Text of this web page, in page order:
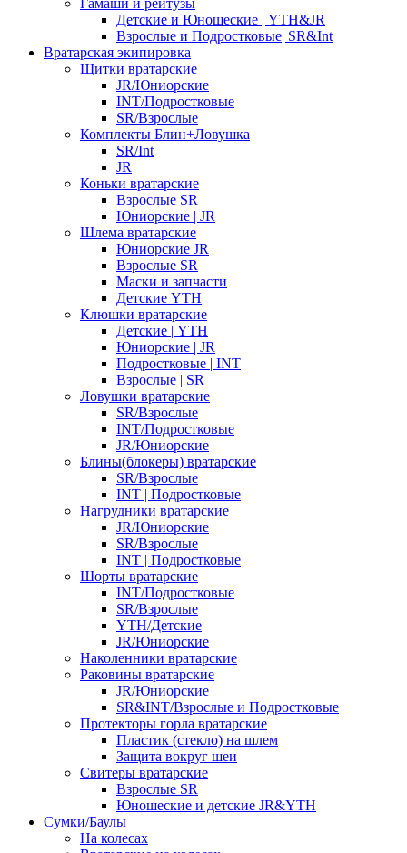
Гамаши и рейтузы
Детские и Юношеские | YTH&JR
Взрослые и Подростковые| SR&Int
Вратарская экипировка
Щитки вратарские
JR/Юниорские
INT/Подростковые
SR/Взрослые
Комплекты Блин+Ловушка
SR/Int
JR
Коньки вратарские
Взрослые SR
Юниорские | JR
Шлема вратарские
Юниорские JR
Взрослые SR
Маски и запчасти
Детские YTH
Клюшки вратарские
Детские | YTH
Юниорские | JR
Подростковые | INT
Взрослые | SR
Ловушки вратарские
SR/Взрослые
INT/Подростковые
JR/Юниорские
Блины(блокеры) вратарские
SR/Взрослые
INT | Подростковые
Нагрудники вратарские
JR/Юниорские
SR/Взрослые
INT | Подростковые
Шорты вратарские
INT/Подростковые
SR/Взрослые
YTH/Детские
JR/Юниорские
Наколенники вратарские
Раковины вратарские
JR/Юниорские
SR&INT/Взрослые и Подростковые
Протекторы горла вратарские
Пластик (стекло) на шлем
Защита вокруг шеи
Свитеры вратарские
Взрослые SR
Юношеские и детские JR&YTH
Сумки/Баулы
На колесах